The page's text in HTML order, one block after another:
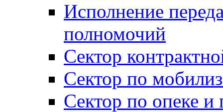
Исполнение
полномочий
Сектор
Сектор по
Сектор по опеке и